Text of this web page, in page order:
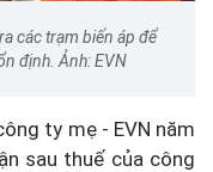
các trạm biến áp để
định. Ảnh: EVN
ty mẹ - EVN năm
sau thuế của công